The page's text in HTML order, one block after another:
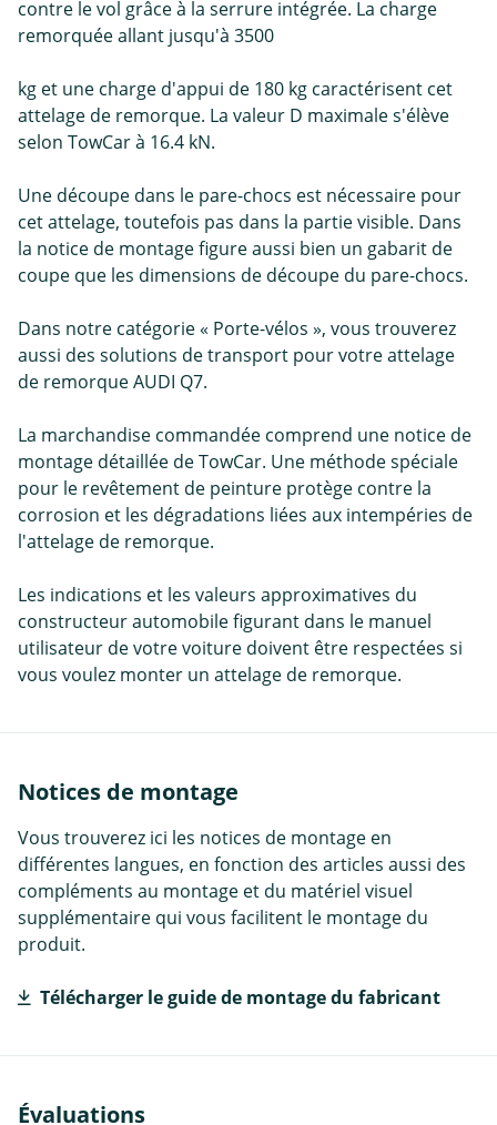
contre le vol grâce à la serrure intégrée. La charge
remorquée allant jusqu'à 3500
kg et une charge d'appui de 180 kg caractérisent cet
attelage de remorque. La valeur D maximale s'élève
selon TowCar à 16.4 kN.
Une découpe dans le pare-chocs est nécessaire pour
cet attelage, toutefois pas dans la partie visible. Dans
la notice de montage figure aussi bien un gabarit de
coupe que les dimensions de découpe du pare-chocs.
Dans notre catégorie « Porte-vélos », vous trouverez
aussi des solutions de transport pour votre attelage
de remorque AUDI Q7.
La marchandise commandée comprend une notice de
montage détaillée de TowCar. Une méthode spéciale
pour le revêtement de peinture protège contre la
corrosion et les dégradations liées aux intempéries de
l'attelage de remorque.
Les indications et les valeurs approximatives du
constructeur automobile figurant dans le manuel
utilisateur de votre voiture doivent être respectées si
vous voulez monter un attelage de remorque.
Notices de montage
Vous trouverez ici les notices de montage en
différentes langues, en fonction des articles aussi des
compléments au montage et du matériel visuel
supplémentaire qui vous facilitent le montage du
produit.
Télécharger le guide de montage du fabricant
Évaluations